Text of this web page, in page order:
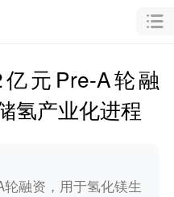
元Pre-A轮融
氢产业化进程
融资，用于氢化镁生